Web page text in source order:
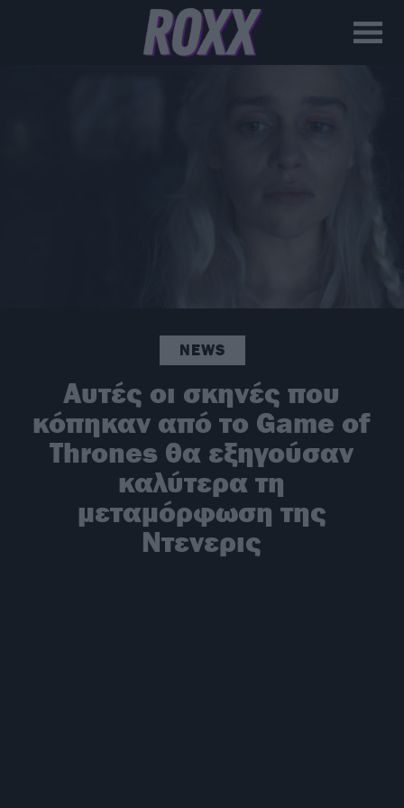
NEWS
Αυτές οι σκηνές που
κόπηκαν από το Game of
Thrones θα εξηγούσαν
καλύτερα τη
μεταμόρφωση της
Nτενερις